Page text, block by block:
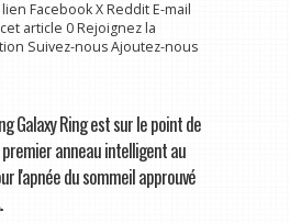
Facebook X Reddit E-mail
article 0 Rejoignez la
Suivez-nous Ajoutez-nous
Galaxy Ring est sur le point de
anneau intelligent au
l'apnée du sommeil approuvé